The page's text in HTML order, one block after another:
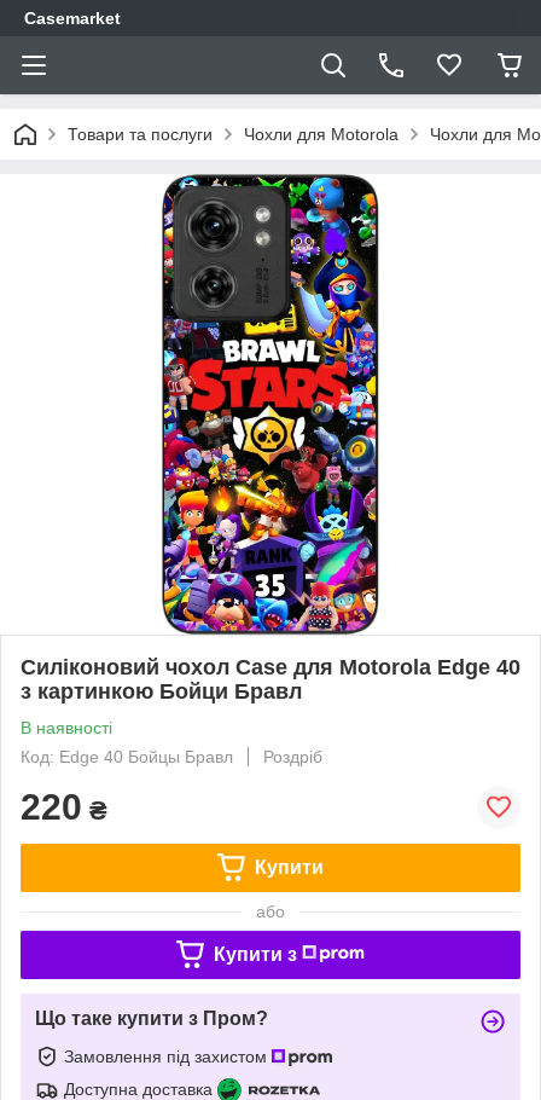
Casemarket
Товари та послуги Чохли для Motorola Чохли для
Силіконовий чохол Case для Motorola Edge 40
з картинкою Бойци Бравл
В наявності
Код: Edge 40 Бойцы Бравл
Роздріб
220 ₴
Купити
або
Купити з
Що таке купити з Пром?
Замовлення під захистом
Доступна доставка